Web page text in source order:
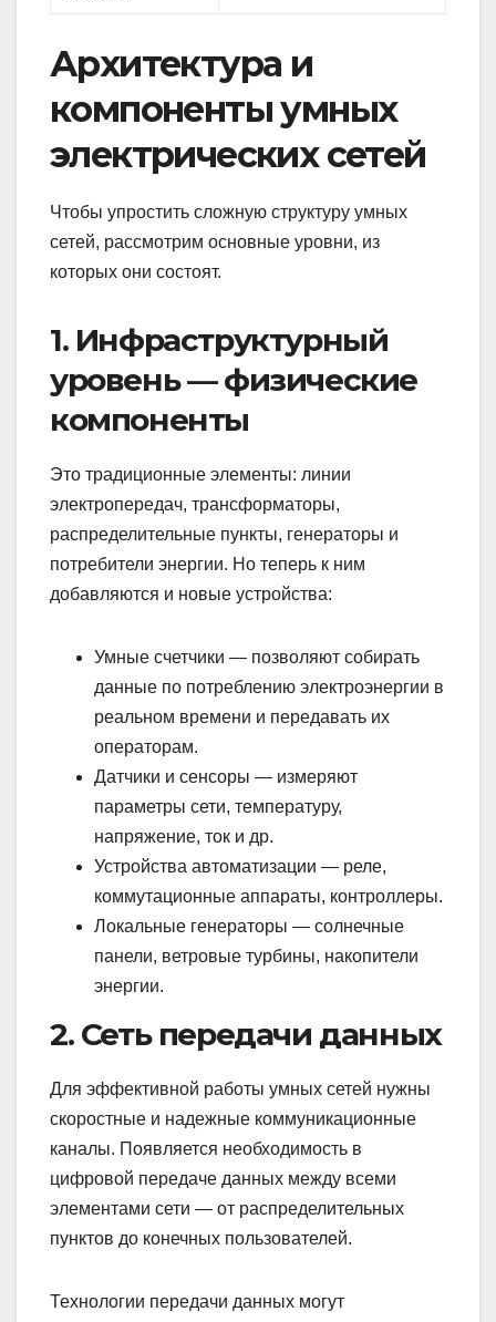
Архитектура и
компоненты умных
электрических сетей
Чтобы упростить сложную структуру умных
сетей, рассмотрим основные уровни, из
которых они состоят.
1. Инфраструктурный
уровень — физические
компоненты
Это традиционные элементы: линии
электропередач, трансформаторы,
распределительные пункты, генераторы и
потребители энергии. Но теперь к ним
добавляются и новые устройства:
Умные счетчики — позволяют собирать
данные по потреблению электроэнергии в
реальном времени и передавать их
операторам.
Датчики и сенсоры — измеряют
параметры сети, температуру,
напряжение, ток и др.
Устройства автоматизации — реле,
коммутационные аппараты, контроллеры.
Локальные генераторы — солнечные
панели, ветровые турбины, накопители
энергии.
2. Сеть передачи данных
Для эффективной работы умных сетей нужны
скоростные и надежные коммуникационные
каналы. Появляется необходимость в
цифровой передаче данных между всеми
элементами сети — от распределительных
пунктов до конечных пользователей.
Технологии передачи данных могут